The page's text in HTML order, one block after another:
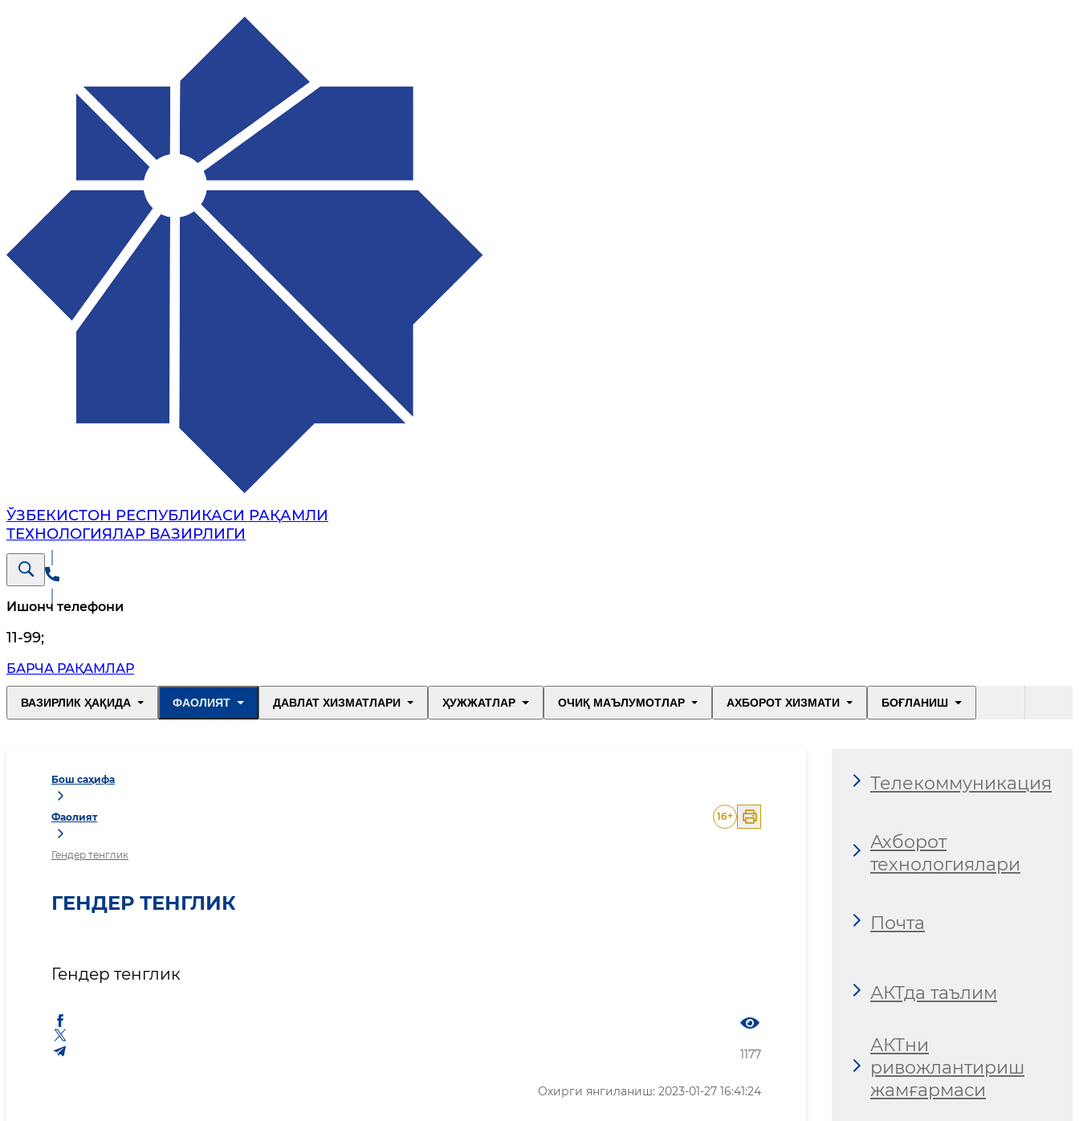
ЎЗБЕКИСТОН РЕСПУБЛИКАСИ РАҚАМЛИ
ТЕХНОЛОГИЯЛАР ВАЗИРЛИГИ
Ишонч телефони
11-99;
БАРЧА РАҚАМЛАР
ВАЗИРЛИК ҲАҚИДА ФАОЛИЯТ ДАВЛАТ ХИЗМАТЛАРИ ҲУЖЖАТЛАР ОЧИҚ МАЪЛУМОТЛАР АХБОРОТ ХИЗМАТИ БОҒЛАНИШ
Бош саҳифа
Фаолият
Гендер тенглик
16+
ГЕНДЕР ТЕНГЛИК
Гендер тенглик
1177
Охирги янгиланиш: 2023-01-27 16:41:24
Телекоммуникация
Ахборот
технологиялари
Почта
АКТда таълим
АКТни
ривожлантириш
жамғармаси